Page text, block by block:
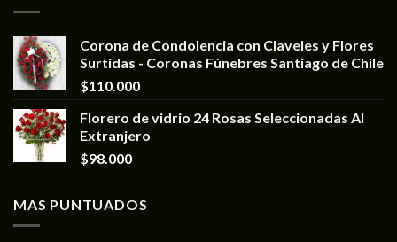
Corona de Condolencia con Claveles y Flores
Surtidas - Coronas Fúnebres Santiago de Chile
$110.000
Florero de vidrio 24 Rosas Seleccionadas Al
Extranjero
$98.000
MAS PUNTUADOS